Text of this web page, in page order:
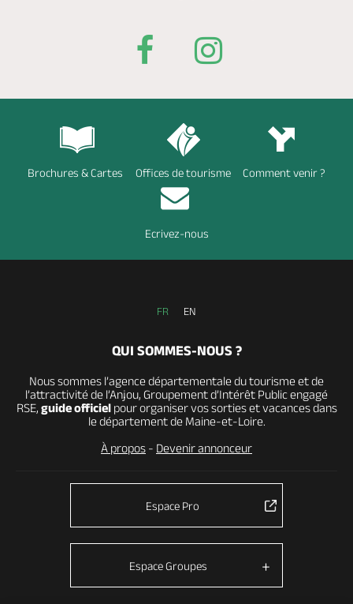
Brochures & Cartes Offices de tourisme Comment venir ?
Ecrivez-nous
FR EN
QUI SOMMES-NOUS ?
Nous sommes l’agence départementale du tourisme et de
l’attractivité de l’Anjou, Groupement d’Intérêt Public engagé
RSE, guide officielpour organiser vos sorties et vacances dans
le département de Maine-et-Loire.
À propos - Devenir annonceur
Espace Pro
Espace Groupes